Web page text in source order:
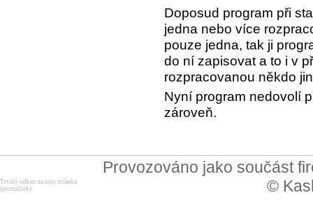
Doposud program při
jedna nebo více
pouze jedna, tak ji
do ní zapisovat a to i v
rozpracovanou někdo
Nyní program nedovolí
zároveň.
Provozováno jako součást
©
Trvalý odkaz na tuto stránku
(permalink)